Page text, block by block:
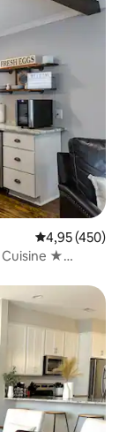
Évaluation
4,95 (450)